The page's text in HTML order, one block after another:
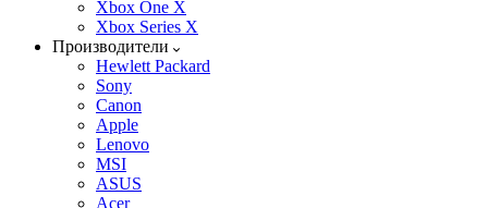
Xbox One X
Xbox Series X
Производители
Hewlett Packard
Sony
Canon
Apple
Lenovo
MSI
ASUS
Acer